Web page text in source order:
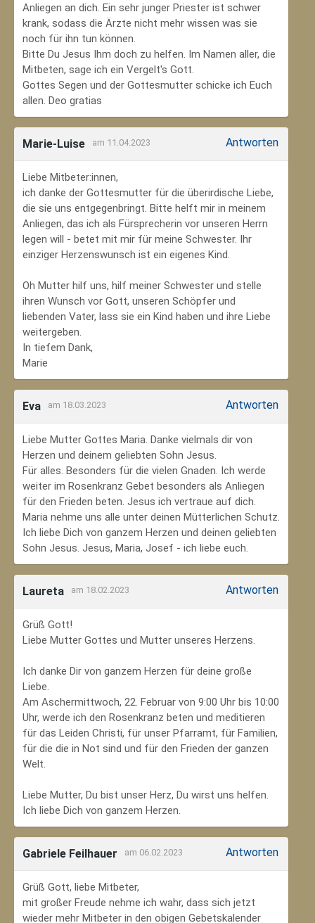
Anliegen an dich. Ein sehr junger Priester ist schwer
krank, sodass die Ärzte nicht mehr wissen was sie
noch für ihn tun können.
Bitte Du Jesus Ihm doch zu helfen. Im Namen aller, die
Mitbeten, sage ich ein Vergelt's Gott.
Gottes Segen und der Gottesmutter schicke ich Euch
allen. Deo gratias
Marie-Luise am 11.04.2023 Antworten
Liebe Mitbeter:innen,
ich danke der Gottesmutter für die überirdische Liebe,
die sie uns entgegenbringt. Bitte helft mir in meinem
Anliegen, das ich als Fürsprecherin vor unseren Herrn
legen will - betet mit mir für meine Schwester. Ihr
einziger Herzenswunsch ist ein eigenes Kind.
Oh Mutter hilf uns, hilf meiner Schwester und stelle
ihren Wunsch vor Gott, unseren Schöpfer und
liebenden Vater, lass sie ein Kind haben und ihre Liebe
weitergeben.
In tiefem Dank,
Marie
Eva am 18.03.2023 Antworten
Liebe Mutter Gottes Maria. Danke vielmals dir von
Herzen und deinem geliebten Sohn Jesus.
Für alles. Besonders für die vielen Gnaden. Ich werde
weiter im Rosenkranz Gebet besonders als Anliegen
für den Frieden beten. Jesus ich vertraue auf dich.
Maria nehme uns alle unter deinen Mütterlichen Schutz.
Ich liebe Dich von ganzem Herzen und deinen geliebten
Sohn Jesus. Jesus, Maria, Josef - ich liebe euch.
Laureta am 18.02.2023 Antworten
Grüß Gott!
Liebe Mutter Gottes und Mutter unseres Herzens.
Ich danke Dir von ganzem Herzen für deine große
Liebe.
Am Aschermittwoch, 22. Februar von 9:00 Uhr bis 10:00
Uhr, werde ich den Rosenkranz beten und meditieren
für das Leiden Christi, für unser Pfarramt, für Familien,
für die die in Not sind und für den Frieden der ganzen
Welt.
Liebe Mutter, Du bist unser Herz, Du wirst uns helfen.
Ich liebe Dich von ganzem Herzen.
Gabriele Feilhauer am 06.02.2023 Antworten
Grüß Gott, liebe Mitbeter,
mit großer Freude nehme ich wahr, dass sich jetzt
wieder mehr Mitbeter in den obigen Gebetskalender